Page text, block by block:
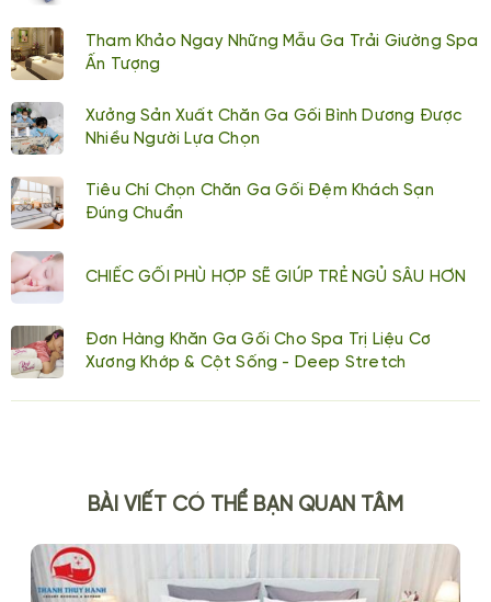
Tham Khảo Ngay Những Mẫu Ga Trải Giường Spa
Ấn Tượng
Xưởng Sản Xuất Chăn Ga Gối Bình Dương Được
Nhiều Người Lựa Chọn
Tiêu Chí Chọn Chăn Ga Gối Đệm Khách Sạn
Đúng Chuẩn
CHIẾC GỐI PHÙ HỢP SẼ GIÚP TRẺ NGỦ SÂU HƠN
Đơn Hàng Khăn Ga Gối Cho Spa Trị Liệu Cơ
Xương Khớp & Cột Sống - Deep Stretch
BÀI VIẾT CÓ THỂ BẠN QUAN TÂM